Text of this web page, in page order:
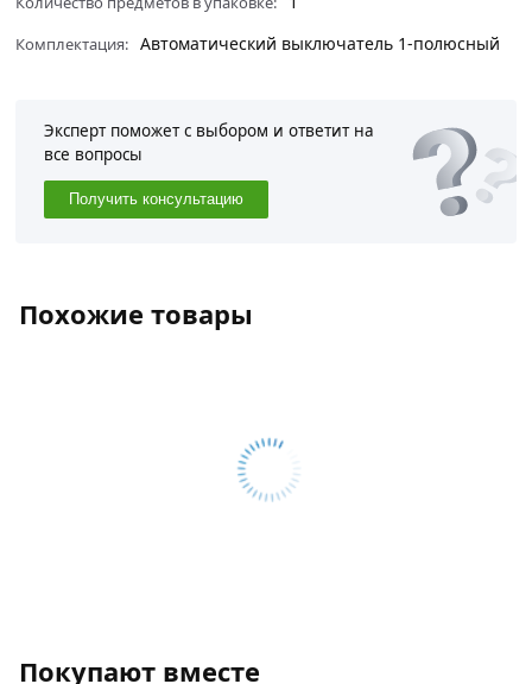
Комплектация: Автоматический выключатель 1-полюсный
Эксперт поможет с выбором и ответит на
все вопросы
Получить консультацию
Похожие товары
Покупают вместе